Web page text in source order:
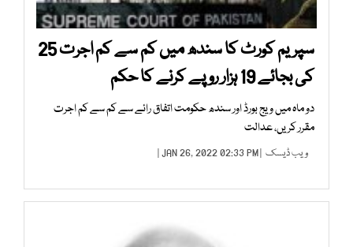
سپریم کورٹ کا سندھ میں کم سے کم اجرت 25
کی بجائے 19 ہزار روپے کرنے کا حکم
دو ماہ میں ویج بورڈ اور سندھ حکومت اتفاق رائے سے کم سے کم اجرت
مقرر کریں، عدالت
ویب ڈیسک | JAN 26, 2022 02:33 PM |